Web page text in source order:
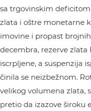
sa trgovinskim
zlata i oštre monetarne
imovine i propast
decembra, rezerve
iscrpljene, a suspenzija
činila se neizbežnom.
velikog volumena zlata,
pretio da izazove široku